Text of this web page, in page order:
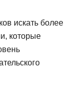
искать более
которые